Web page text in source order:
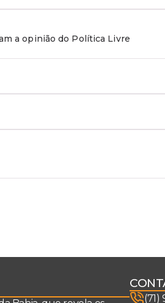
a opinião do Política Livre
(71)